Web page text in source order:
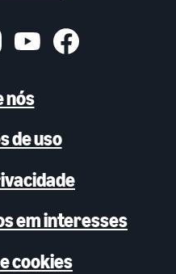
nós
de uso
em interesses
cookies